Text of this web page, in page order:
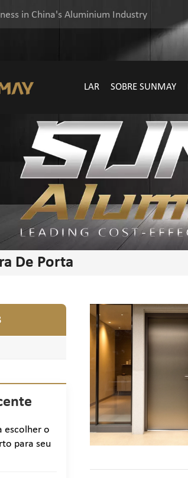
in China's Aluminium Industry
LAR SOBRE SUNMAY
De Porta
escolher o
para seu